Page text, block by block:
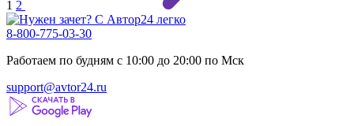
1 2
8-800-775-03-30
Работаем по будням с 10:00 до 20:00 по Мск
support@avtor24.ru